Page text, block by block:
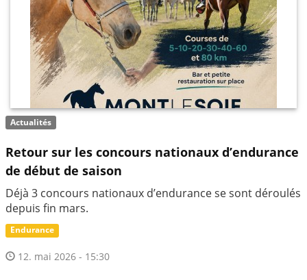
Actualités
Retour sur les concours nationaux d’endurance
de début de saison
Déjà 3 concours nationaux d’endurance se sont déroulés
depuis fin mars.
Endurance
12. mai 2026 - 15:30